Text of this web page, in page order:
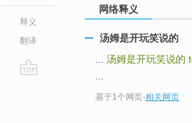
释义
翻译
网络释义
汤姆是开玩笑说的
汤姆是开玩笑说的
基于1个网页-相关网页